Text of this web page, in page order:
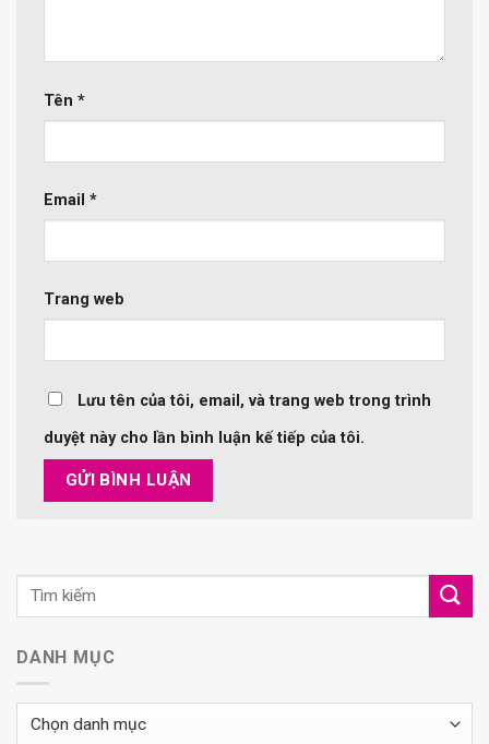
Tên *
Email *
Trang web
Lưu tên của tôi, email, và trang web trong trình
duyệt này cho lần bình luận kế tiếp của tôi.
DANH MỤC
Danh